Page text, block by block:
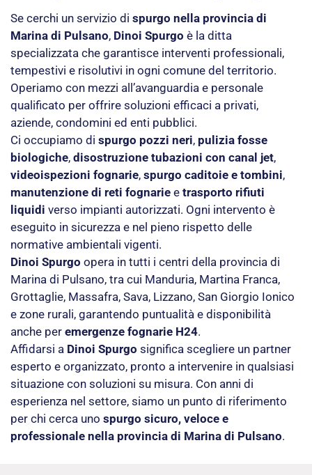
Se cerchi un servizio di spurgo nella provincia di
Marina di Pulsano, Dinoi Spurgo è la ditta
specializzata che garantisce interventi professionali,
tempestivi e risolutivi in ogni comune del territorio.
Operiamo con mezzi all’avanguardia e personale
qualificato per offrire soluzioni efficaci a privati,
aziende, condomini ed enti pubblici.
Ci occupiamo di spurgo pozzi neri, pulizia fosse
biologiche, disostruzione tubazioni con canal jet,
videoispezioni fognarie, spurgo caditoie e tombini,
manutenzione di reti fognarie e trasporto rifiuti
liquidi verso impianti autorizzati. Ogni intervento è
eseguito in sicurezza e nel pieno rispetto delle
normative ambientali vigenti.
Dinoi Spurgo opera in tutti i centri della provincia di
Marina di Pulsano, tra cui Manduria, Martina Franca,
Grottaglie, Massafra, Sava, Lizzano, San Giorgio Ionico
e zone rurali, garantendo puntualità e disponibilità
anche per emergenze fognarie H24.
Affidarsi a Dinoi Spurgo significa scegliere un partner
esperto e organizzato, pronto a intervenire in qualsiasi
situazione con soluzioni su misura. Con anni di
esperienza nel settore, siamo un punto di riferimento
per chi cerca uno spurgo sicuro, veloce e
professionale nella provincia di Marina di Pulsano.